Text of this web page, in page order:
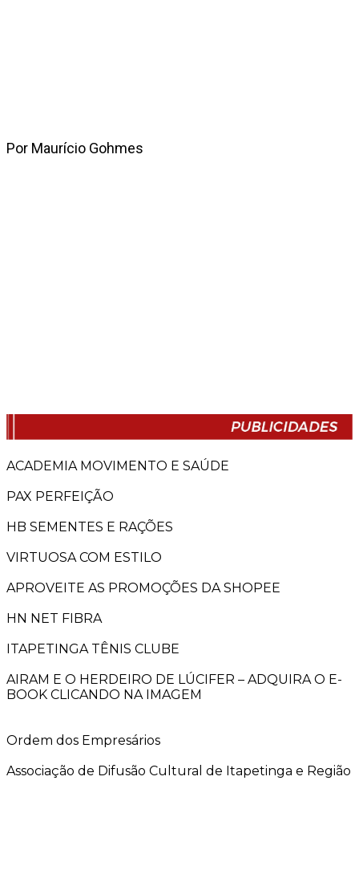
Por Maurício Gohmes
ACADEMIA MOVIMENTO E SAÚDE
PAX PERFEIÇÃO
HB SEMENTES E RAÇÕES
VIRTUOSA COM ESTILO
APROVEITE AS PROMOÇÕES DA SHOPEE
HN NET FIBRA
ITAPETINGA TÊNIS CLUBE
AIRAM E O HERDEIRO DE LÚCIFER – ADQUIRA O E-
BOOK CLICANDO NA IMAGEM
Ordem dos Empresários
Associação de Difusão Cultural de Itapetinga e Região